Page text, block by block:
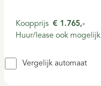
Koopprijs € 1.765,-
Huur/lease ook mogelijk
Vergelijk automaat